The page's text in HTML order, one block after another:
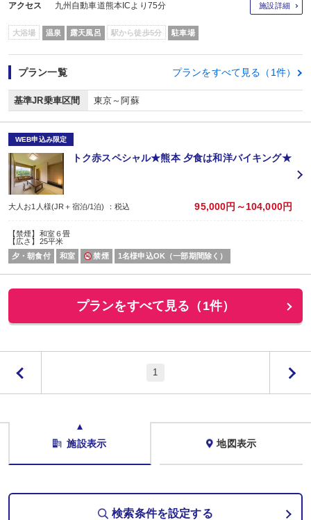
アクセス 九州自動車道熊本ICより75分 施設詳細
大浴場 温泉 露天風呂 駅から徒歩5分 駐車場
プラン一覧 プランをすべて見る（1件）
基準JR乗車区間 東京～阿蘇
WEB申込み限定
トク赤スペシャル★熊本 夕食は和洋バイキング★
大人お1人様(JR＋宿泊/1泊) ：税込 95,000円～104,000円
【禁煙】和室６畳
【広さ】25平米
夕・朝食付
和室 禁煙 1名様申込OK（一部期間除く）
プランをすべて見る（1件）
1
施設表示 地図表示
検索条件を設定する